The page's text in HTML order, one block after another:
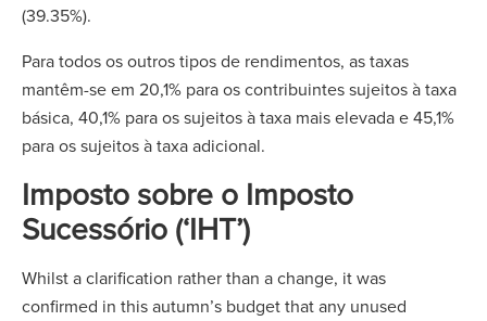
(39.35%).
Para todos os outros tipos de rendimentos, as taxas
mantêm-se em 20,1% para os contribuintes sujeitos à taxa
básica, 40,1% para os sujeitos à taxa mais elevada e 45,1%
para os sujeitos à taxa adicional.
Imposto sobre o Imposto
Sucessório (‘IHT’)
Whilst a clarification rather than a change, it was
confirmed in this autumn’s budget that any unused